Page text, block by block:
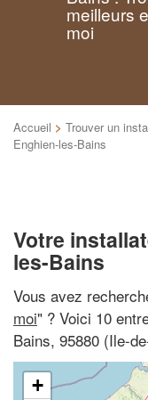
meilleurs
moi
Accueil > Trouver un
Enghien-les-Bains
Votre
les-Bains
Vous avez
moi" ? Voici 10
Bains, 95880 (Ile-
+